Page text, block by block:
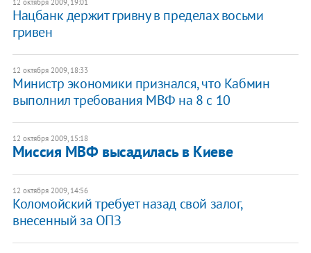
12 октября 2009, 19:01
Нацбанк держит гривну в пределах восьми
гривен
12 октября 2009, 18:33
Министр экономики признался, что Кабмин
выполнил требования МВФ на 8 с 10
12 октября 2009, 15:18
Миссия МВФ высадилась в Киеве
12 октября 2009, 14:56
Коломойский требует назад свой залог,
внесенный за ОПЗ